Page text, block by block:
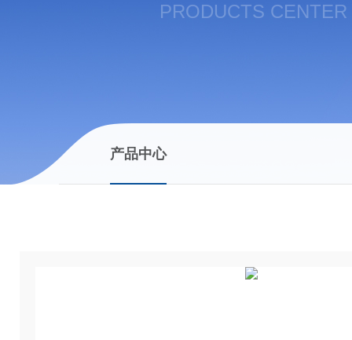
PRODUCTS CENTER
产品中心